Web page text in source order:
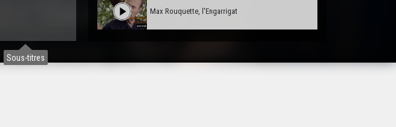
Sous-titres
Max Rouquette, l'Engarrigat